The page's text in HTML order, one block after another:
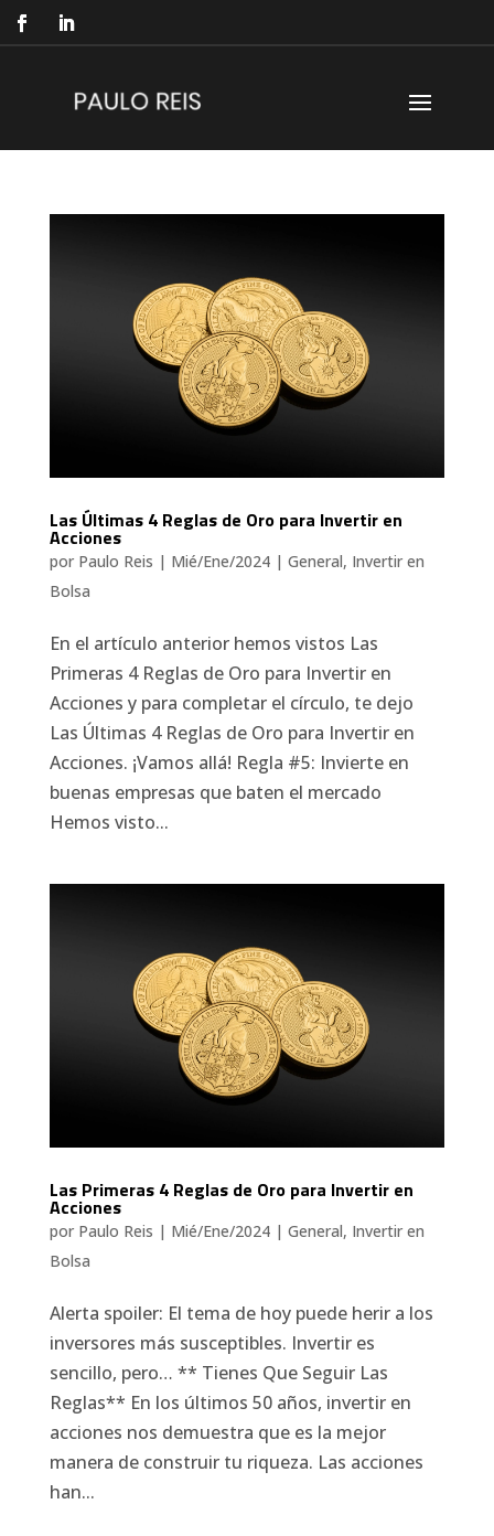
Las Últimas 4 Reglas de Oro para Invertir en
Acciones
por Paulo Reis | Mié/Ene/2024| General, Invertir en
Bolsa
En el artículo anterior hemos vistos Las
Primeras 4 Reglas de Oro para Invertir en
Acciones y para completar el círculo, te dejo
Las Últimas 4 Reglas de Oro para Invertir en
Acciones. ¡Vamos allá! Regla #5: Invierte en
buenas empresas que baten el mercado
Hemos visto...
Las Primeras 4 Reglas de Oro para Invertir en
Acciones
por Paulo Reis | Mié/Ene/2024| General, Invertir en
Bolsa
Alerta spoiler: El tema de hoy puede herir a los
inversores más susceptibles. Invertir es
sencillo, pero… ** Tienes Que Seguir Las
Reglas** En los últimos 50 años, invertir en
acciones nos demuestra que es la mejor
manera de construir tu riqueza. Las acciones
han...